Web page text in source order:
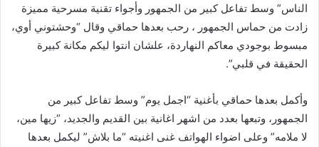
الناس” وسط تفاعل كبير من الجمهور وأجواء تقنية مسرحية مميزة
زادت من حماس الجمهور ، رحب بعدها حماقي وقال “وحشتوني أوي،
مبسوط بوجودي معاكم النهاردة، علشان انتوا ليكم مكانة كبيرة
الحقيقة في قلبي”.
وأكمل بعدها حماقي بأغنية “اجمل يوم” وسط تفاعل كبير من
الجمهور، وتبعها بعدد من اشهر اغانية بين القديم والجديد، “زيها مين،
لا ملامه” وعلى اضواء الهواتف غنى اغنيته “ما بلاش” ليكمل بعدها